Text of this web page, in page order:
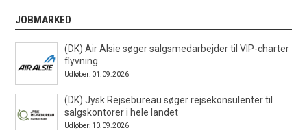
JOBMARKED
(DK) Air Alsie søger salgsmedarbejder til VIP-charter
flyvning
Udløber: 01.09.2026
(DK) Jysk Rejsebureau søger rejsekonsulenter til
salgskontorer i hele landet
Udløber: 10.09.2026